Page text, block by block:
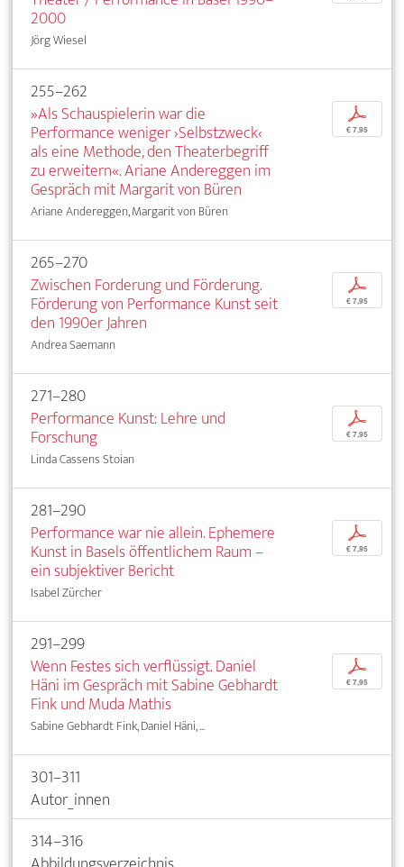
2000
Jörg Wiesel
255–262
»Als Schauspielerin war die
Performance weniger ›Selbstzweck‹
als eine Methode, den Theaterbegriff
zu erweitern«. Ariane Andereggen im
Gespräch mit Margarit von Büren
Ariane Andereggen, Margarit von Büren
p
€ 7,95
265–270
Zwischen Forderung und Förderung.
Förderung von Performance Kunst seit
den 1990er Jahren
Andrea Saemann
p
€ 7,95
271–280
Performance Kunst: Lehre und
Forschung
Linda Cassens Stoian
p
€ 7,95
281–290
Performance war nie allein. Ephemere
Kunst in Basels öffentlichem Raum –
ein subjektiver Bericht
Isabel Zürcher
p
€ 7,95
291–299
Wenn Festes sich verflüssigt. Daniel
Häni im Gespräch mit Sabine Gebhardt
Fink und Muda Mathis
Sabine Gebhardt Fink, Daniel Häni, ...
p
€ 7,95
301–311
Autor_innen
314–316